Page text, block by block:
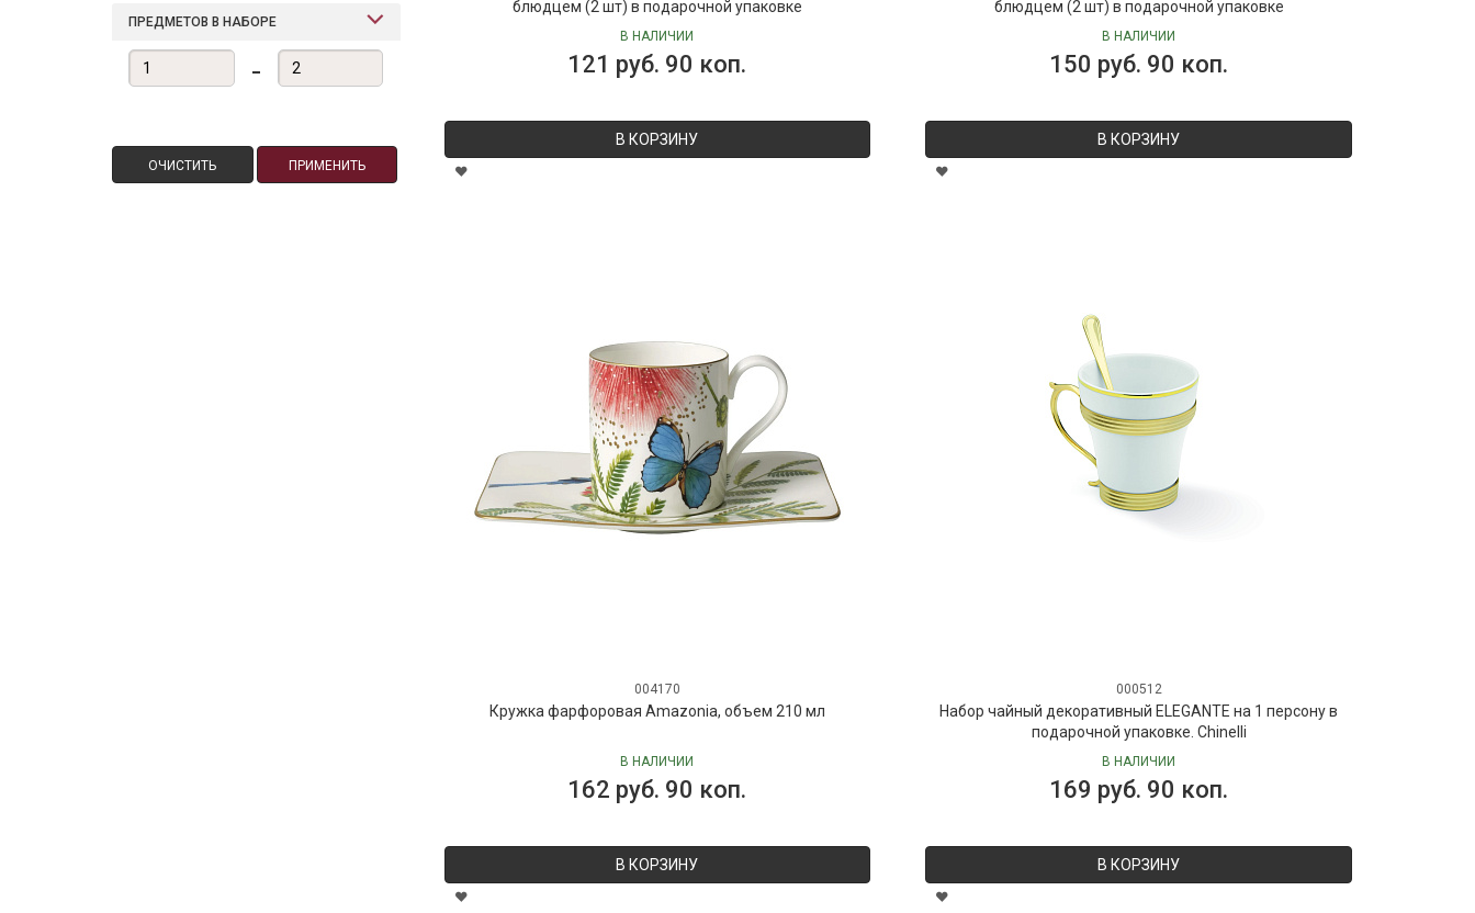
ПРЕДМЕТОВ В НАБОРЕ
-
ОЧИСТИТЬ ПРИМЕНИТЬ
блюдцем (2 шт) в подарочной упаковке
В НАЛИЧИИ
121 руб. 90 коп.
В КОРЗИНУ
блюдцем (2 шт) в подарочной упаковке
В НАЛИЧИИ
150 руб. 90 коп.
В КОРЗИНУ
004170
Кружка фарфоровая Amazonia, объем 210 мл
В НАЛИЧИИ
162 руб. 90 коп.
В КОРЗИНУ
000512
Набор чайный декоративный ELEGANTE на 1 персону в
подарочной упаковке. Chinelli
В НАЛИЧИИ
169 руб. 90 коп.
В КОРЗИНУ